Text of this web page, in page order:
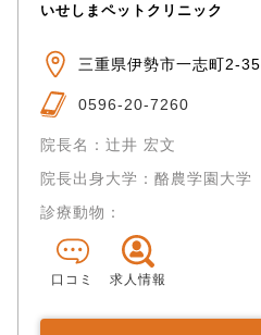
いせしまペットクリニック
三重県伊勢市一志町2-35
0596-20-7260
院長名：辻井 宏文
院長出身大学：酪農学園大学
診療動物：
口コミ 求人情報